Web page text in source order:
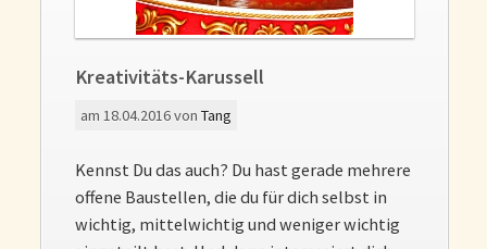
WunschLos Glücklichsein – und das ausgerechnet zu Weihnachten?
Bücher
Bücher
Die zwei Leben des Herrn Richie
Shop
Kreativitäts-Karussell
am 18.04.2016von Tang
Kennst Du das auch? Du hast gerade mehrere
offene Baustellen, die du für dich selbst in
wichtig, mittelwichtig und weniger wichtig